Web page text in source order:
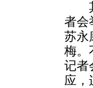
其
者会
苏永
梅。
记者
应，